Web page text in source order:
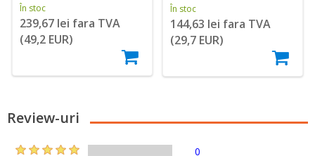
În stoc
239,67 lei fara TVA
(49,2 EUR)
În stoc
144,63 lei fara TVA
(29,7 EUR)
Review-uri
0